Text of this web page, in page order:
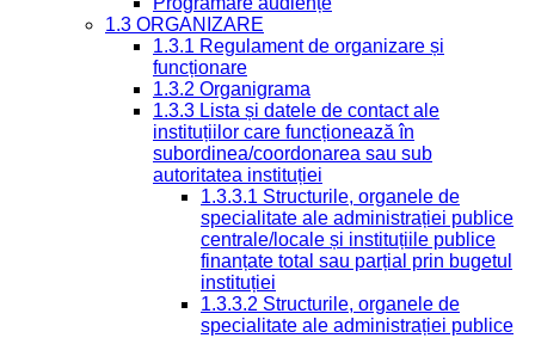
1.3 ORGANIZARE
1.3.1 Regulament de organizare și
funcționare
1.3.2 Organigrama
1.3.3 Lista și datele de contact ale
instituțiilor care funcționează în
subordinea/coordonarea sau sub
autoritatea instituției
1.3.3.1 Structurile, organele de
specialitate ale administrației publice
centrale/locale și instituțiile publice
finanțate total sau parțial prin bugetul
instituției
1.3.3.2 Structurile, organele de
specialitate ale administrației publice